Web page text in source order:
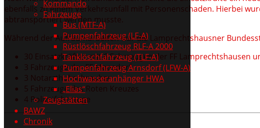
Kommando
Fahrzeuge
Bus (MTF-A)
Pumpenfahrzeug (LF-A)
Rüstlöschfahrzeug RLF-A 2000
Tanklöschfahrzeug (TLF-A)
Pumpenfahrzeug Arnsdorf (LFW-A)
Hochwasseranhänger HWA
„Elias“
Zeugstätten
BAWZ
Chronik
ebenfalls zu einem Verkehrsunfall mit Personenschaden. Hierbei
abtransportiert werden musste.
Während der Aufräumarbeiten war die Lamprechtshausner
30 Einsatzkräften mit 6 Fahrzeugen der FF Lamprechtshausen
3 Fahrzeuge der FF Moosdorf
3 Notarzthubschrauber
5 Fahrzeuge des Roten Kreuzes
4 Polizeifahrzeuge